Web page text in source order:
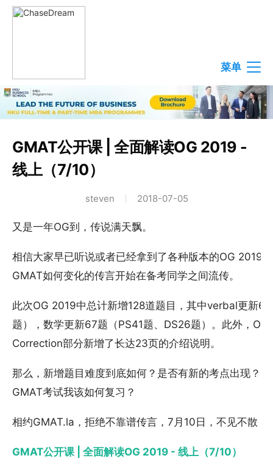
菜单
GMAT公开课 | 全面解读OG 2019 -
线上（7/10）
steven 2018-07-05
又是一年OG到，传说满天飘。
相信大家早已听说或者已经拿到了各种版本的OG 2019
GMAT如何变化的传言开始在备考同学之间流传。
此次OG 2019中总计新增128道题目，其中verbal更新61
题），数学更新67题（PS41题、DS26题）。此外，
Correction部分新增了长达23页的介绍说明。
那么，新增题目难度到底如何？是否有新的考点出现？
GMAT考试我该如何复习？
相约GMAT.la，拒绝不靠谱传言，7月10日，不见不散！
GMAT公开课 | 全面解读OG 2019 - 线上（7/10）